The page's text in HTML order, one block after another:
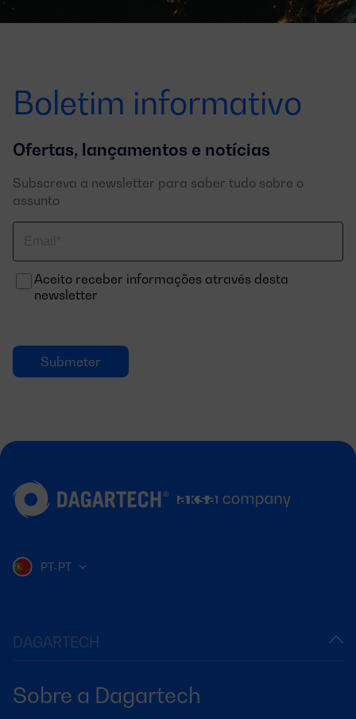
Boletim informativo
Ofertas, lançamentos e notícias
Subscreva a newsletter para saber tudo sobre o
assunto
electrónico
Aceito receber informações através desta
newsletter
DAGARTECH
Sobre a Dagartech
PT-PT